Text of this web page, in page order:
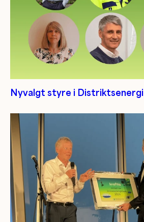
Nyvalgt styre i Distriktsenergi